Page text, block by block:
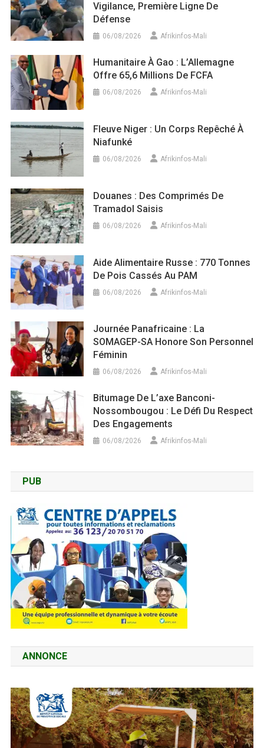
Vigilance, Première Ligne De
Défense
06/08/2026 Afrikinfos-Mali
Humanitaire À Gao : L’Allemagne
Offre 65,6 Millions De FCFA
06/08/2026 Afrikinfos-Mali
Fleuve Niger : Un Corps Repêché À
Niafunké
06/08/2026 Afrikinfos-Mali
Douanes : Des Comprimés De
Tramadol Saisis
06/08/2026 Afrikinfos-Mali
Aide Alimentaire Russe : 770 Tonnes
De Pois Cassés Au PAM
06/08/2026 Afrikinfos-Mali
Journée Panafricaine : La
SOMAGEP-SA Honore Son Personnel
Féminin
06/08/2026 Afrikinfos-Mali
Bitumage De L’axe Banconi-
Nossombougou : Le Défi Du Respect
Des Engagements
06/08/2026 Afrikinfos-Mali
PUB
ANNONCE